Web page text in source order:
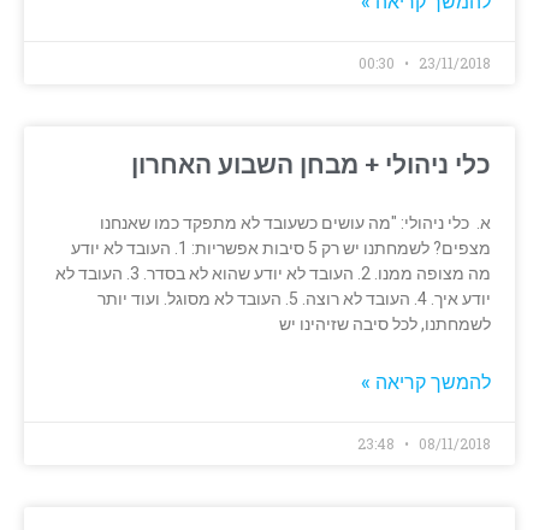
23/11/2018
כלי ניהולי + מבחן השבוע האחרון
א. כלי ניהולי: "מה עושים כשעובד לא מתפקד כמו שאנחנו
מצפים? לשמחתנו יש רק 5 סיבות אפשריות: 1. העובד לא יודע
מה מצופה ממנו. 2. העובד לא יודע שהוא לא בסדר. 3. העובד לא
יודע איך. 4. העובד לא רוצה. 5. העובד לא מסוגל. ועוד יותר
לשמחתנו, לכל סיבה שזיהינו יש
להמשך קריאה »
08/11/2018